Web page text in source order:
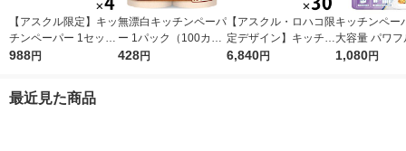
【アスクル限定】キッ
チンペーパー 1セット
（200組×4）スコッテ
タオル 日本製紙クレ
988円
無漂白キッチンペーパ
ー 1パック（100カッ
ト×2ロール）超吸収
428円
【アスクル・ロハコ限
定デザイン】キッチン
ペーパー スコッティ
6,840円
キッチンペー
大容量 パワ
巻 キッチン
1,080円
最近見た商品